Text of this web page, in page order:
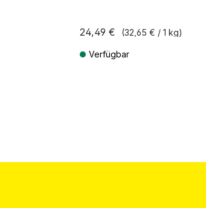
24,49 € (32,65 € / 1 kg)
Verfügbar